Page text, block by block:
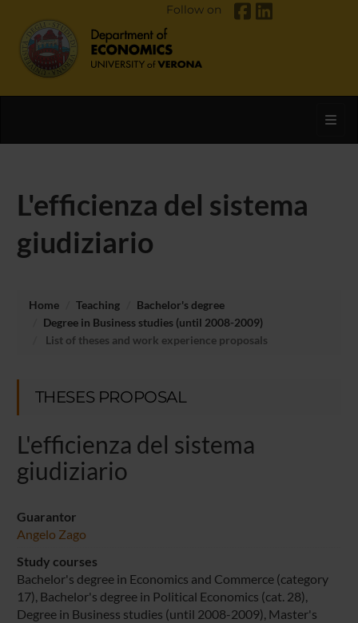
Follow on
L'efficienza del sistema
giudiziario
Home Teaching
Bachelor's degree
Degree in Business studies (until 2008-2009)
List of theses and work experience proposals
THESES PROPOSAL
L'efficienza del sistema
giudiziario
Guarantor
Angelo Zago
Study courses
Bachelor's degree in Economics and Commerce (category
17), Bachelor's degree in Political Economics (cat. 28),
Degree in Business studies (until 2008-2009), Master's